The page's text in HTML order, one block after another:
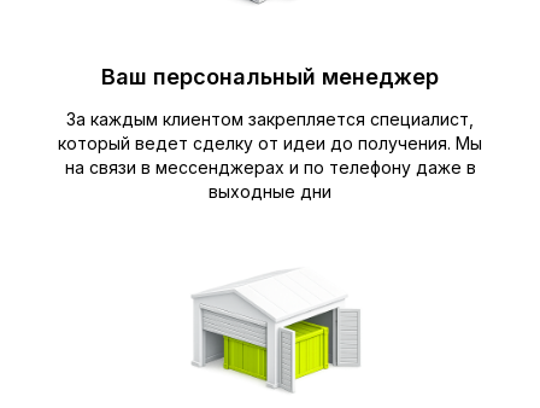
Ваш персональный менеджер
За каждым клиентом закрепляется специалист,
который ведет сделку от идеи до получения. Мы
на связи в мессенджерах и по телефону даже в
выходные дни